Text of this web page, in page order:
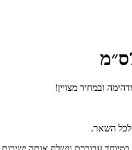
ובמחיר מצויין!
לכל השאר.